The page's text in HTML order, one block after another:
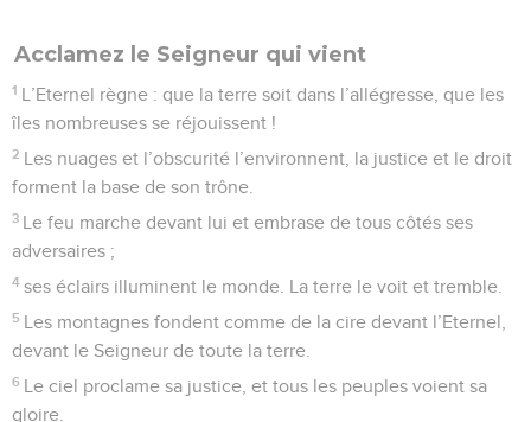
Acclamez le Seigneur qui vient
1 L’Eternel règne : que la terre soit dans l’allégresse, que les
îles nombreuses se réjouissent !
2 Les nuages et l’obscurité l’environnent, la justice et le droit
forment la base de son trône.
3 Le feu marche devant lui et embrase de tous côtés ses
adversaires ;
4 ses éclairs illuminent le monde. La terre le voit et tremble.
5 Les montagnes fondent comme de la cire devant l’Eternel,
devant le Seigneur de toute la terre.
6 Le ciel proclame sa justice, et tous les peuples voient sa
gloire.